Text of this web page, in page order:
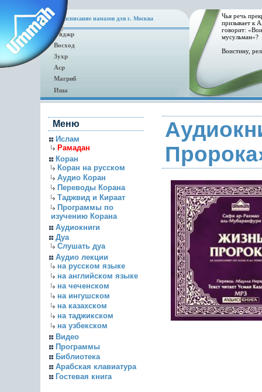
Расписание намазов для г. Москва
Фаджр
Восход
Зухр
Аср
Магриб
Иша
Чья речь
призывает к
говорит:
мусульман»?
Воистину,
Меню
Ислам
Рамадан
Коран
Коран на русском
Аудио Коран
Переводы Корана
Таджвид и Кираат
Программы по
изучению Корана
Аудиокниги
Дуа
Слушать дуа
Аудио лекции
на русском языке
на английском языке
на чеченском
на ингушском
на казахском
на таджикском
на узбекском
Видео
Программы
Библиотека
Арабская клавиатура
Гостевая книга